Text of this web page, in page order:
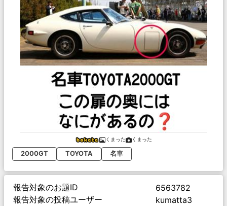
くまった くまった
2000GT TOYOTA 名車
報告対象のお題ID
6563782
報告対象の投稿ユーザー
kumatta3